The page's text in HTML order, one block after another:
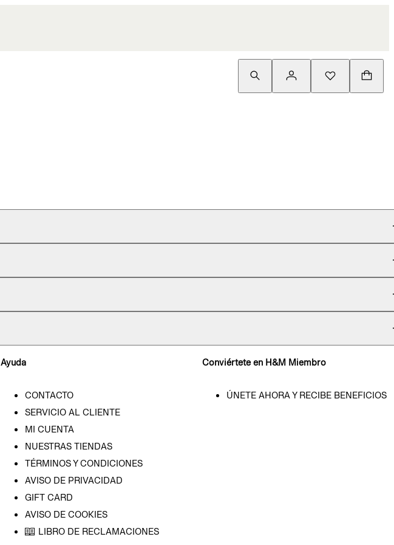
Ayuda
CONTACTO
SERVICIO AL CLIENTE
MI CUENTA
NUESTRAS TIENDAS
TÉRMINOS Y CONDICIONES
AVISO DE PRIVACIDAD
GIFT CARD
AVISO DE COOKIES
LIBRO DE RECLAMACIONES
Conviértete en H&M Miembro
ÚNETE AHORA Y RECIBE BENEFICIOS